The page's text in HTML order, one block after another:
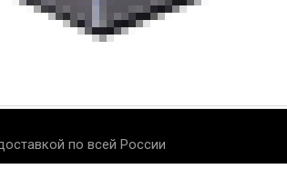
по всей России